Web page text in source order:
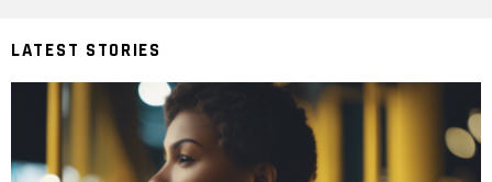
LATEST STORIES